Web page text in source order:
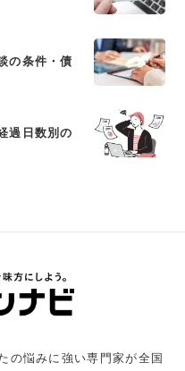
の条件・債
過日数別の
の悩みに強い専門家が全国